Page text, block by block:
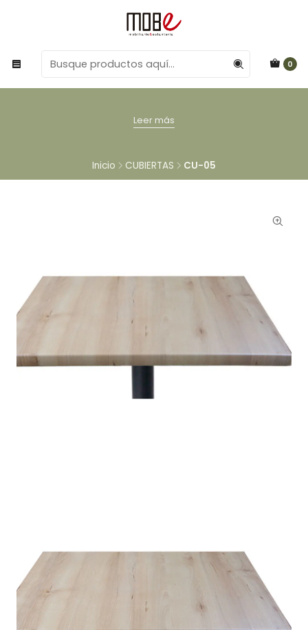
0
Leer más
Inicio CUBIERTAS CU-05